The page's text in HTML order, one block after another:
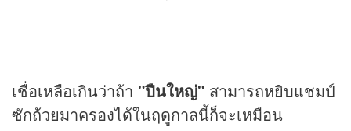
เชื่อเหลือเกินว่าถ้า "ปืนใหญ่" สามารถหยิบแชมป์
ซักถ้วยมาครองได้ในฤดูกาลนี้ก็จะเหมือน